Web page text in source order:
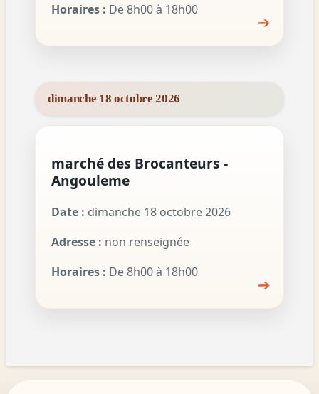
Horaires : De 8h00 à 18h00
➔
dimanche 18 octobre 2026
marché des Brocanteurs -
Angouleme
Date : dimanche 18 octobre 2026
Adresse : non renseignée
Horaires : De 8h00 à 18h00
➔